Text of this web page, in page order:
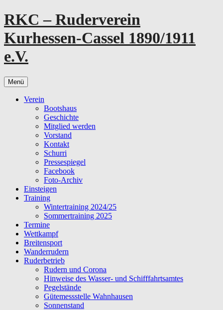
Zum
Inhalt
springen
RKC – Ruderverein
Kurhessen-Cassel 1890/1911
e.V.
Menü
Verein
Bootshaus
Geschichte
Mitglied werden
Vorstand
Kontakt
Schurri
Pressespiegel
Facebook
Foto-Archiv
Einsteigen
Training
Wintertraining 2024/25
Sommertraining 2025
Termine
Wettkampf
Breitensport
Wanderrudern
Ruderbetrieb
Rudern und Corona
Hinweise des Wasser- und Schifffahrtsamtes
Pegelstände
Gütemessstelle Wahnhausen
Sonnenstand